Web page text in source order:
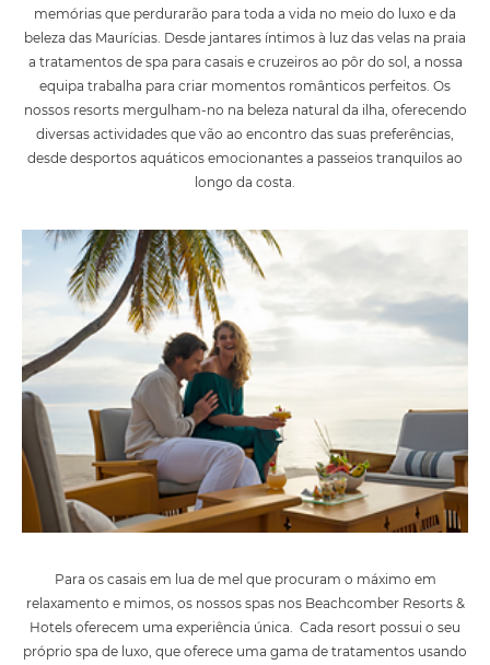
memórias que perdurarão para toda a vida no meio do luxo e da
beleza das Maurícias. Desde jantares íntimos à luz das velas na praia
a tratamentos de spa para casais e cruzeiros ao pôr do sol, a nossa
equipa trabalha para criar momentos românticos perfeitos. Os
nossos resorts mergulham-no na beleza natural da ilha, oferecendo
diversas actividades que vão ao encontro das suas preferências,
desde desportos aquáticos emocionantes a passeios tranquilos ao
longo da costa.
Para os casais em lua de mel que procuram o máximo em
relaxamento e mimos, os nossos spas nos Beachcomber Resorts &
Hotels oferecem uma experiência única. Cada resort possui o seu
próprio spa de luxo, que oferece uma gama de tratamentos usando